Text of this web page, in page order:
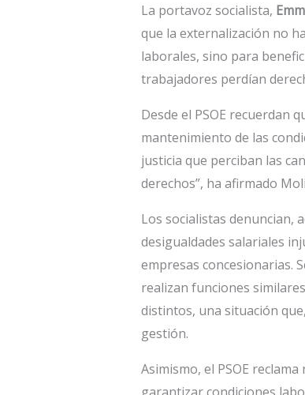
La portavoz socialista,
que la externalización no
laborales, sino para
trabajadores perdían
Desde el PSOE recuerdan
mantenimiento de las
justicia que perciban las
derechos”, ha afirmado
Los socialistas denuncian,
desigualdades salariales
empresas concesionarias.
realizan funciones
distintos, una situación
gestión.
Asimismo, el PSOE